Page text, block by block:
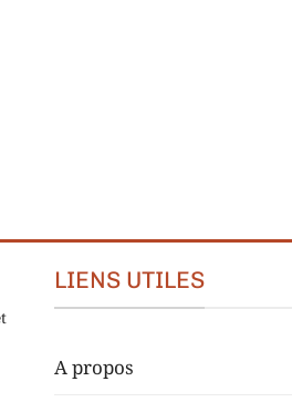
LIENS UTILES
A propos